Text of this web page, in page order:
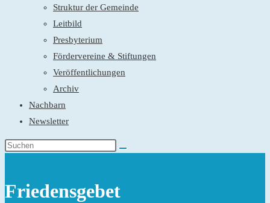
Struktur der Gemeinde
Leitbild
Presbyterium
Fördervereine & Stiftungen
Veröffentlichungen
Archiv
Nachbarn
Newsletter
Friedensgebet